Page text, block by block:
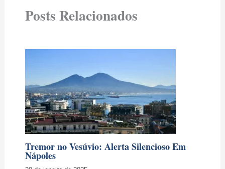
Posts Relacionados
Tremor no Vesúvio: Alerta Silencioso Em
Nápoles